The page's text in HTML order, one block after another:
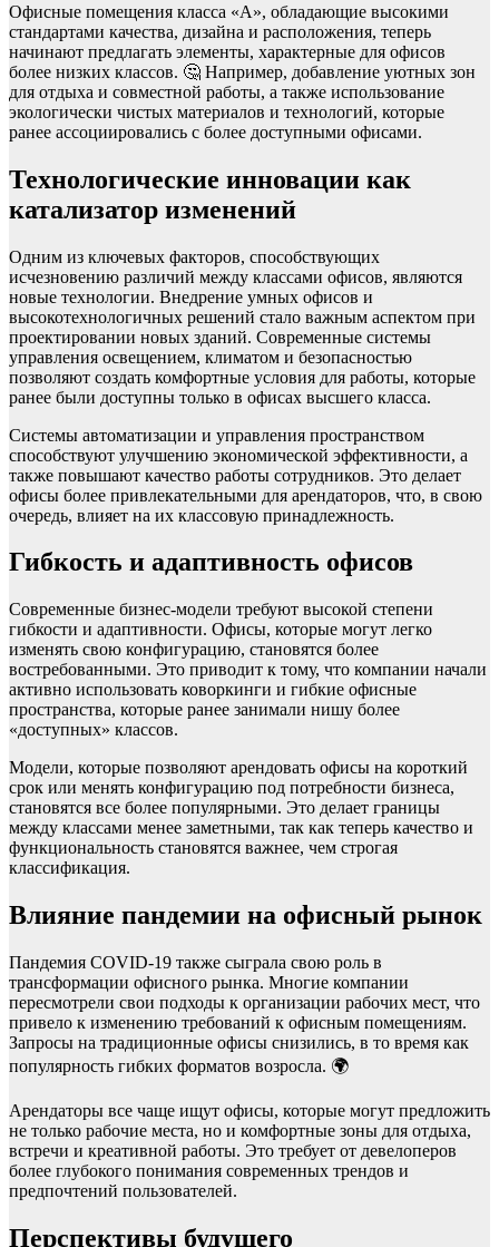
Офисные помещения класса «А», обладающие высокими
стандартами качества, дизайна и расположения, теперь
начинают предлагать элементы, характерные для офисов
более низких классов. 🤔 Например, добавление уютных зон
для отдыха и совместной работы, а также использование
экологически чистых материалов и технологий, которые
ранее ассоциировались с более доступными офисами.
Технологические инновации как
катализатор изменений
Одним из ключевых факторов, способствующих
исчезновению различий между классами офисов, являются
новые технологии. Внедрение умных офисов и
высокотехнологичных решений стало важным аспектом при
проектировании новых зданий. Современные системы
управления освещением, климатом и безопасностью
позволяют создать комфортные условия для работы, которые
ранее были доступны только в офисах высшего класса.
Системы автоматизации и управления пространством
способствуют улучшению экономической эффективности, а
также повышают качество работы сотрудников. Это делает
офисы более привлекательными для арендаторов, что, в свою
очередь, влияет на их классовую принадлежность.
Гибкость и адаптивность офисов
Современные бизнес-модели требуют высокой степени
гибкости и адаптивности. Офисы, которые могут легко
изменять свою конфигурацию, становятся более
востребованными. Это приводит к тому, что компании начали
активно использовать коворкинги и гибкие офисные
пространства, которые ранее занимали нишу более
«доступных» классов.
Модели, которые позволяют арендовать офисы на короткий
срок или менять конфигурацию под потребности бизнеса,
становятся все более популярными. Это делает границы
между классами менее заметными, так как теперь качество и
функциональность становятся важнее, чем строгая
классификация.
Влияние пандемии на офисный рынок
Пандемия COVID-19 также сыграла свою роль в
трансформации офисного рынка. Многие компании
пересмотрели свои подходы к организации рабочих мест, что
привело к изменению требований к офисным помещениям.
Запросы на традиционные офисы снизились, в то время как
популярность гибких форматов возросла. 🌍
Арендаторы все чаще ищут офисы, которые могут предложить
не только рабочие места, но и комфортные зоны для отдыха,
встречи и креативной работы. Это требует от девелоперов
более глубокого понимания современных трендов и
предпочтений пользователей.
Перспективы будущего